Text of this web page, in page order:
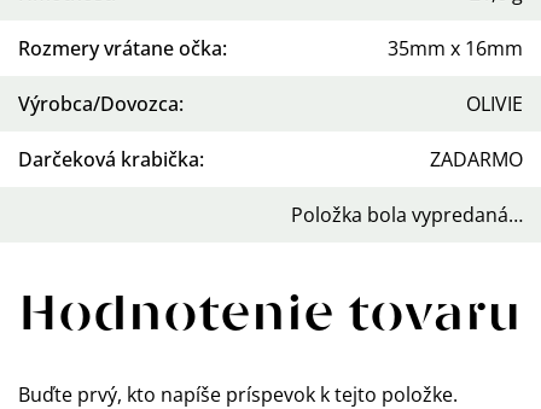
Rozmery vrátane očka: 35mm x 16mm
Výrobca/Dovozca: OLIVIE
Darčeková krabička: ZADARMO
Položka bola vypredaná…
Hodnotenie tovaru
Buďte prvý, kto napíše príspevok k tejto položke.